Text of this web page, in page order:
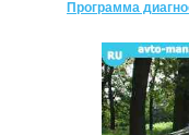
Программа